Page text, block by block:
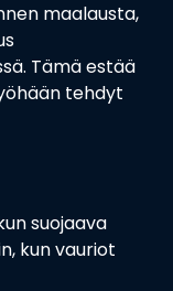
maalausta,
Tämä estää
tehdyt
suojaava
kun vauriot